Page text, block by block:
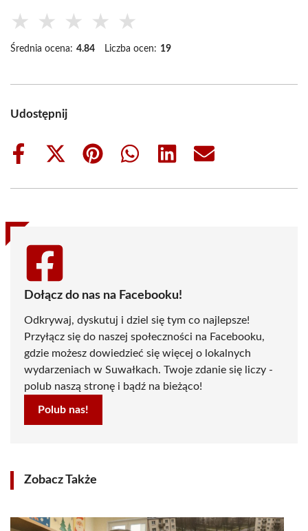
★ ★ ★ ★ ★
Średnia ocena: 4.84 Liczba ocen: 19
Udostępnij
Share
Share
(Twitter)
Share
Share
Share
Share
Dołącz do nas na Facebooku!
Odkrywaj, dyskutuj i dziel się tym co najlepsze!
Przyłącz się do naszej społeczności na Facebooku,
gdzie możesz dowiedzieć się więcej o lokalnych
wydarzeniach w Suwałkach. Twoje zdanie się liczy -
polub naszą stronę i bądź na bieżąco!
Polub nas!
Zobacz Także